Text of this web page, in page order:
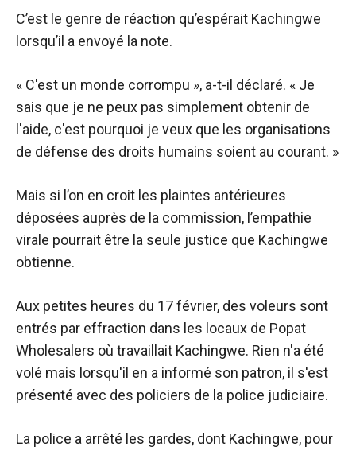
C’est le genre de réaction qu’espérait Kachingwe
lorsqu’il a envoyé la note.
« C'est un monde corrompu », a-t-il déclaré. « Je
sais que je ne peux pas simplement obtenir de
l'aide, c'est pourquoi je veux que les organisations
de défense des droits humains soient au courant. »
Mais si l’on en croit les plaintes antérieures
déposées auprès de la commission, l’empathie
virale pourrait être la seule justice que Kachingwe
obtienne.
Aux petites heures du 17 février, des voleurs sont
entrés par effraction dans les locaux de Popat
Wholesalers où travaillait Kachingwe. Rien n'a été
volé mais lorsqu'il en a informé son patron, il s'est
présenté avec des policiers de la police judiciaire.
La police a arrêté les gardes, dont Kachingwe, pour